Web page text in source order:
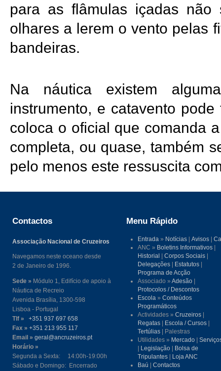
para as flâmulas içadas
olhares a lerem o vento pelas
bandeiras.
Na náutica existem
instrumento, e catavento
coloca o oficial que comanda
completa, ou quase, também
pelo menos este ressuscita
Contactos
Associação Nacional de Cruzeiros
Navegamos neste oceano desde
2 de Janeiro de 1996.
Sede » Módulo 1, Edifício de apoio à
Náutica de Recreio
Avenida Brasília, 1300-598
Lisboa - Portugal
Tlf »
+351 937 697 658
Fax » +351 213 955 117
Email » geral@ancruzeiros.pt
Horário »
Segunda a Sexta: 14:00h-19:00h
Sábado e Domingo: Encerrado
Menu Rápido
Entrada » Notícias |Avisos |
ANC » Boletins Informativos
Historial
|Corpos Sociais
Delegações
Estatutos
Programa de Acção
Associado »Adesão
Protocolos / Descontos
Escola »Conteúdos
Programáticos
Actividades »Cruzeiros
Regatas
Escola / Cursos
Tertúlias | Palestras
Utilidades » Mercado |
Legislação
Bolsa de
Tripulantes
Loja ANC
Baú |Contactos